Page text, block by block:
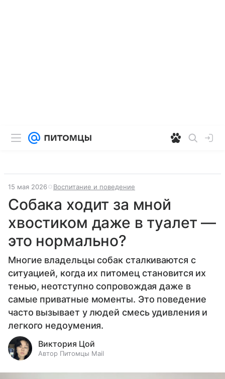
15 мая 2026 Воспитание и поведение
Собака ходит за мной
хвостиком даже в туалет —
это нормально?
Многие владельцы собак сталкиваются с
ситуацией, когда их питомец становится их
тенью, неотступно сопровождая даже в
самые приватные моменты. Это поведение
часто вызывает у людей смесь удивления и
легкого недоумения.
Виктория Цой
Автор Питомцы Mail